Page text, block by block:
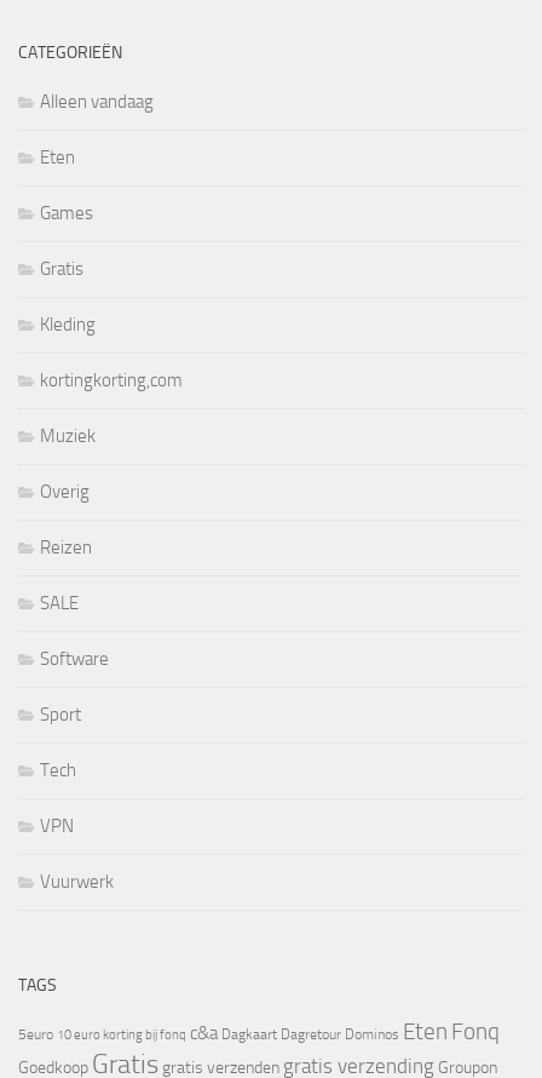
CATEGORIEËN
Alleen vandaag
Eten
Games
Gratis
Kleding
kortingkorting,com
Muziek
Overig
Reizen
SALE
Software
Sport
Tech
VPN
Vuurwerk
TAGS
5euro 10 euro korting bij fonq c&a Dagkaart Dagretour Dominos Eten Fonq
Goedkoop Gratis gratis verzenden gratis verzending Groupon